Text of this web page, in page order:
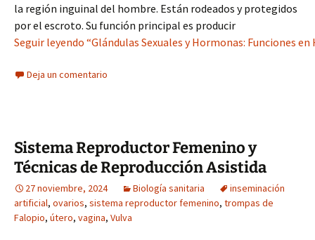
la región inguinal del hombre. Están rodeados y protegidos
por el escroto. Su función principal es producir
Seguir leyendo “Glándulas Sexuales y Hormonas: Funciones
Deja un comentario
Sistema Reproductor Femenino y
Técnicas de Reproducción Asistida
27 noviembre, 2024 Biología sanitaria
inseminación
artificial, ovarios, sistema reproductor femenino, trompas de
Falopio, útero, vagina, Vulva